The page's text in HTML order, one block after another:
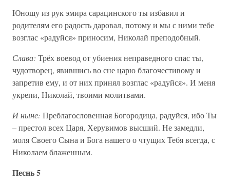
Юношу из рук эмира сарацинского ты избавил и
родителям его радость даровал, потому и мы с ними тебе
возглас «радуйся» приносим, Николай преподобный.
Слава: Трёх воевод от убиения неправедного спас ты,
чудотворец, явившись во сне царю благочестивому и
запретив ему, и от них принял возглас «радуйся». И меня
укрепи, Николай, твоими молитвами.
И ныне: Преблагословенная Богородица, радуйся, ибо Ты
– престол всех Царя, Херувимов высший. Не замедли,
моля Своего Сына и Бога нашего о чтущих Тебя всегда, с
Николаем блаженным.
Песнь 5